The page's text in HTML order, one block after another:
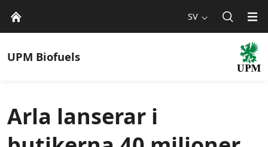
SV
UPM Biofuels
Arla lanserar i